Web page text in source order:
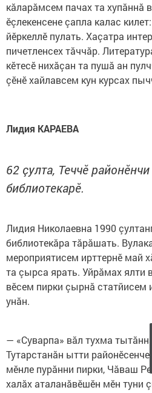
кăларăмсем пачах та хупăннă
ӗçлекенсене çапла калас
йӗркеллӗ пулать. Хаçатра
пичетленсех тăччăр.
кӗтесӗ нихăçан та пушă ан
çӗнӗ хайлавсем кун курсах
Лидия КАРАЕВА
62 çулта, Теччӗ
библиотекарӗ.
Лидия Николаевна 1990
библиотекăра тăрăшать.
мероприятисем ирттернӗ май
та çырса ярать. Уйрăмах ялти
вӗсем пирки çырнă статйисем
унăн.
— «Суварпа» вăл тухма
Тутарстанăн ытти
мӗнле пурăнни пирки, Чăваш
халăх аталанăвӗшӗн мӗн туни